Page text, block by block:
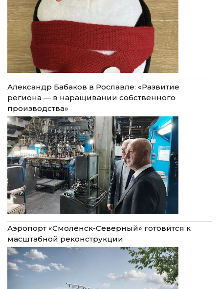
Александр Бабаков в Рославле: «Развитие
региона — в наращивании собственного
производства»
Аэропорт «Смоленск-Северный» готовится к
масштабной реконструкции